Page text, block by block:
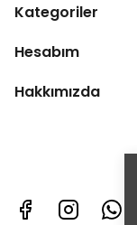
Kategoriler
Hesabım
Hakkımızda